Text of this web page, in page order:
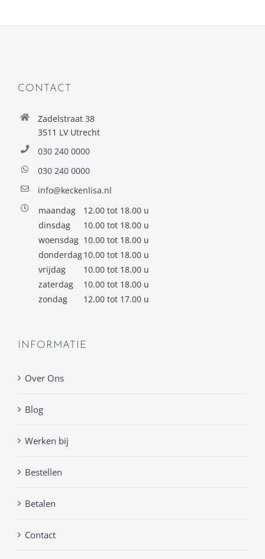
CONTACT
Zadelstraat 38
3511 LV Utrecht
030 240 0000
030 240 0000
info@keckenlisa.nl
maandag
12.00 tot 18.00 u
dinsdag
10.00 tot 18.00 u
woensdag 10.00 tot 18.00 u
donderdag10.00 tot 18.00 u
vrijdag
10.00 tot 18.00 u
zaterdag
10.00 tot 18.00 u
zondag
12.00 tot 17.00 u
INFORMATIE
Over Ons
Blog
Werken bij
Bestellen
Betalen
Contact